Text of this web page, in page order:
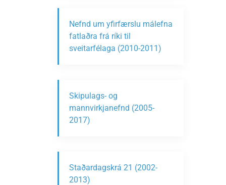
Nefnd um yfirfærslu málefna
fatlaðra frá ríki til
sveitarfélaga (2010-2011)
Skipulags- og
mannvirkjanefnd (2005-
2017)
Staðardagskrá 21 (2002-
2013)